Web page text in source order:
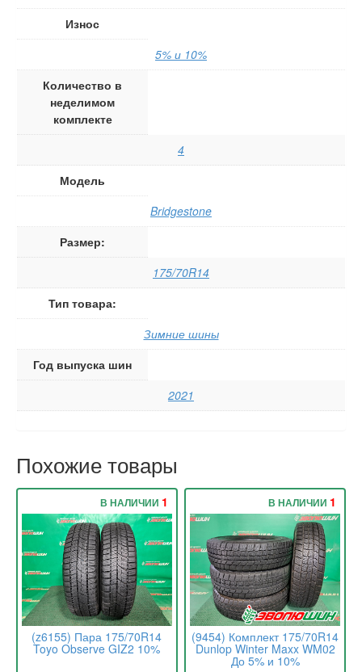
Износ
5% и 10%
Количество в
неделимом
комплекте
4
Модель
Bridgestone
Размер:
175/70R14
Тип товара:
Зимние шины
Год выпуска шин
2021
Похожие товары
(z6155) Пара 175/70R14
Toyo Observe GIZ2 10%
В НАЛИЧИИ 1
(9454) Комплект 175/70R14
Dunlop Winter Maxx WM02
До 5% и 10%
В НАЛИЧИИ 1